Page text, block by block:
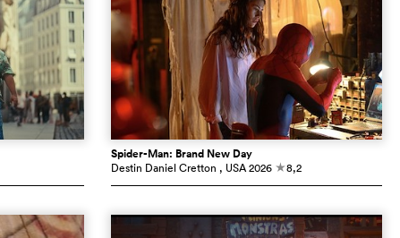
Spider-Man: Brand New Day
Destin Daniel Cretton , USA 2026 c8,2